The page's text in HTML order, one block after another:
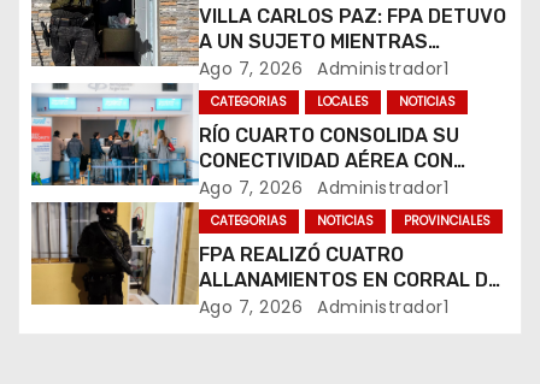
e
e
n
t
r
a
VILLA CARLOS PAZ: FPA DETUVO
A UN SUJETO MIENTRAS
COMERCIALIZABA COCAÍNA Y
MARIHUANA EN UNA PLAZA
Ago 7, 2026 Administrador1
CATEGORIAS LOCALES NOTICIAS
RÍO CUARTO CONSOLIDA SU
CONECTIVIDAD AÉREA CON
CUATRO VUELOS SEMANALES A
BUENOS AIRES
Ago 7, 2026 Administrador1
CATEGORIAS NOTICIAS PROVINCIALES
FPA REALIZÓ CUATRO
ALLANAMIENTOS EN CORRAL DE
BUSTOS-IFFLINGER
Ago 7, 2026 Administrador1